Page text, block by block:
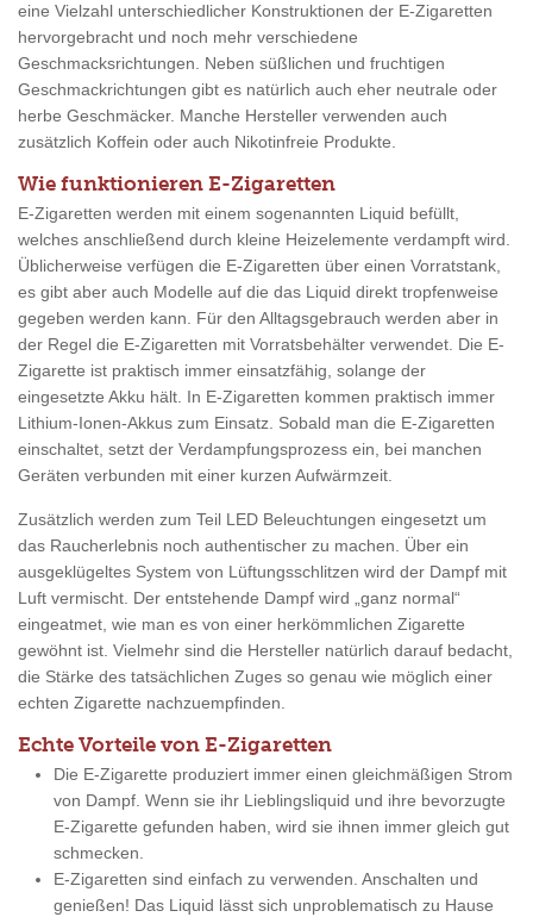
eine Vielzahl unterschiedlicher Konstruktionen der E-Zigaretten
hervorgebracht und noch mehr verschiedene
Geschmacksrichtungen. Neben süßlichen und fruchtigen
Geschmackrichtungen gibt es natürlich auch eher neutrale oder
herbe Geschmäcker. Manche Hersteller verwenden auch
zusätzlich Koffein oder auch Nikotinfreie Produkte.
Wie funktionieren E-Zigaretten
E-Zigaretten werden mit einem sogenannten Liquid befüllt,
welches anschließend durch kleine Heizelemente verdampft wird.
Üblicherweise verfügen die E-Zigaretten über einen Vorratstank,
es gibt aber auch Modelle auf die das Liquid direkt tropfenweise
gegeben werden kann. Für den Alltagsgebrauch werden aber in
der Regel die E-Zigaretten mit Vorratsbehälter verwendet. Die E-
Zigarette ist praktisch immer einsatzfähig, solange der
eingesetzte Akku hält. In E-Zigaretten kommen praktisch immer
Lithium-Ionen-Akkus zum Einsatz. Sobald man die E-Zigaretten
einschaltet, setzt der Verdampfungsprozess ein, bei manchen
Geräten verbunden mit einer kurzen Aufwärmzeit.
Zusätzlich werden zum Teil LED Beleuchtungen eingesetzt um
das Raucherlebnis noch authentischer zu machen. Über ein
ausgeklügeltes System von Lüftungsschlitzen wird der Dampf mit
Luft vermischt. Der entstehende Dampf wird „ganz normal“
eingeatmet, wie man es von einer herkömmlichen Zigarette
gewöhnt ist. Vielmehr sind die Hersteller natürlich darauf bedacht,
die Stärke des tatsächlichen Zuges so genau wie möglich einer
echten Zigarette nachzuempfinden.
Echte Vorteile von E-Zigaretten
Die E-Zigarette produziert immer einen gleichmäßigen Strom
von Dampf. Wenn sie ihr Lieblingsliquid und ihre bevorzugte
E-Zigarette gefunden haben, wird sie ihnen immer gleich gut
schmecken.
E-Zigaretten sind einfach zu verwenden. Anschalten und
genießen! Das Liquid lässt sich unproblematisch zu Hause